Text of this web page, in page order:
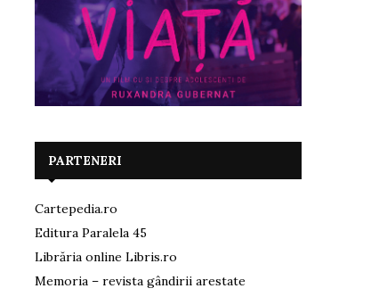
PARTENERI
Cartepedia.ro
Editura Paralela 45
Librăria online Libris.ro
Memoria – revista gândirii arestate